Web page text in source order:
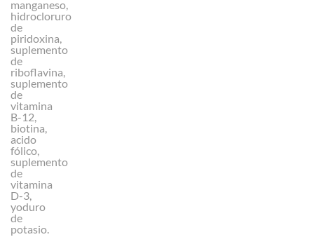
manganeso,
hidrocloruro
de
piridoxina,
suplemento
de
riboflavina,
suplemento
de
vitamina
B-12,
biotina,
acido
fólico,
suplemento
de
vitamina
D-3,
yoduro
de
potasio.